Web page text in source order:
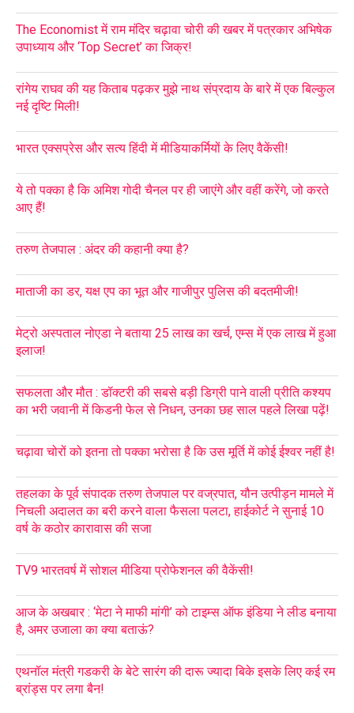
The Economist में राम मंदिर चढ़ावा चोरी की खबर में पत्रकार अभिषेक
उपाध्याय और ‘Top Secret’ का जिक्र!
रांगेय राघव की यह किताब पढ़कर मुझे नाथ संप्रदाय के बारे में एक बिल्कुल
नई दृष्टि मिली!
भारत एक्सप्रेस और सत्य हिंदी में मीडियाकर्मियों के लिए वैकेंसी!
ये तो पक्का है कि अमिश गोदी चैनल पर ही जाएंगे और वहीं करेंगे, जो करते
आए हैं!
तरुण तेजपाल : अंदर की कहानी क्या है?
माताजी का डर, यक्ष एप का भूत और गाजीपुर पुलिस की बदतमीजी!
मेट्रो अस्पताल नोएडा ने बताया 25 लाख का खर्च, एम्स में एक लाख में हुआ
इलाज!
सफलता और मौत : डॉक्टरी की सबसे बड़ी डिग्री पाने वाली प्रीति कश्यप
का भरी जवानी में किडनी फेल से निधन, उनका छह साल पहले लिखा पढ़ें!
चढ़ावा चोरों को इतना तो पक्का भरोसा है कि उस मूर्ति में कोई ईश्वर नहीं है!
तहलका के पूर्व संपादक तरुण तेजपाल पर वज्रपात, यौन उत्पीड़न मामले में
निचली अदालत का बरी करने वाला फैसला पलटा, हाईकोर्ट ने सुनाई 10
वर्ष के कठोर कारावास की सजा
TV9 भारतवर्ष में सोशल मीडिया प्रोफेशनल की वैकेंसी!
आज के अखबार : ‘मेटा ने माफी मांगी’ को टाइम्स ऑफ इंडिया ने लीड बनाया
है, अमर उजाला का क्या बताऊं?
एथनॉल मंत्री गडकरी के बेटे सारंग की दारू ज्यादा बिके इसके लिए कई रम
ब्रांड्स पर लगा बैन!